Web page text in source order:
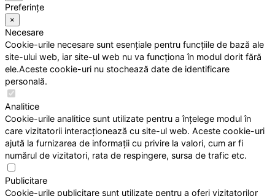
Preferințe
×
Necesare
Cookie-urile necesare sunt esențiale pentru funcțiile de bază ale
site-ului web, iar site-ul web nu va funcționa în modul dorit fără
ele.Aceste cookie-uri nu stochează date de identificare
personală.
Analitice
Cookie-urile analitice sunt utilizate pentru a înțelege modul în
care vizitatorii interacționează cu site-ul web. Aceste cookie-uri
ajută la furnizarea de informații cu privire la valori, cum ar fi
numărul de vizitatori, rata de respingere, sursa de trafic etc.
Publicitare
Cookie-urile publicitare sunt utilizate pentru a oferi vizitatorilor